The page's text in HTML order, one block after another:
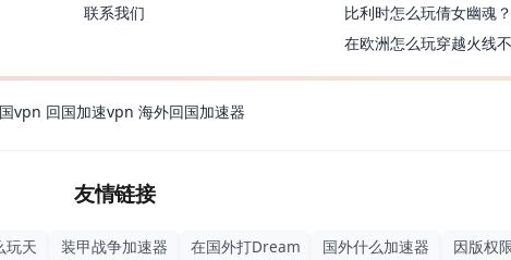
联系我们
vpn 回国加速vpn 海外回国加速器
友情链接
玩天
装甲战争加速器
在国外打Dream
国外什么加速器
因版权